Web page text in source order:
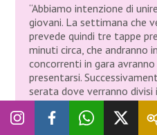
“Abbiamo intenzione di
giovani. La settimana che
prevede quindi tre tappe
minuti circa, che andranno
concorrenti in gara
presentarsi.
serata dove verranno divisi
alla volta si esibiranno.
un vincitore che